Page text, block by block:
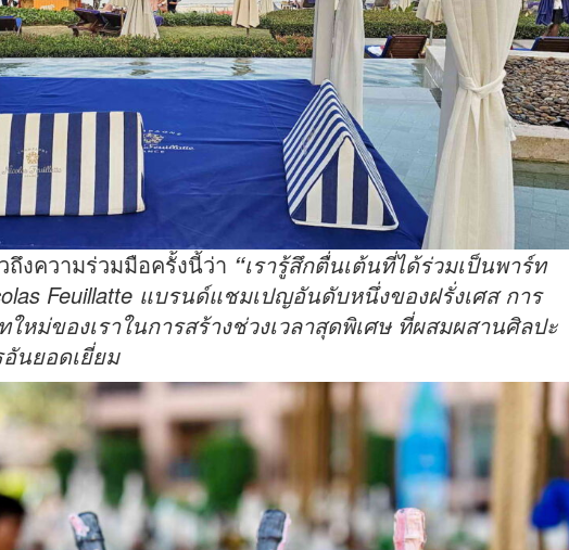
งความร่วมมือครั้งนี้ว่า “เรารู้สึกตื่นเต้นที่ได้ร่วมเป็นพาร์ท
Feuillatte แบรนด์แชมเปญอันดับหนึ่งของฝรั่งเศส การ
หม่ของเราในการสร้างช่วงเวลาสุดพิเศษ ที่ผสมผสานศิลปะ
นยอดเยี่ยม